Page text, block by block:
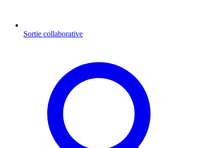
Sortie collaborative